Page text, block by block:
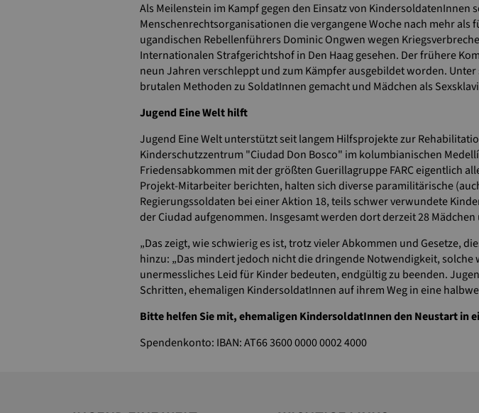
Als Meilenstein im Kampf gegen den Einsatz von
Menschenrechtsorganisationen die vergangene Woche nach mehr
ugandischen Rebellenführers Dominic Ongwen wegen
Internationalen Strafgerichtshof in Den Haag gesehen. Der frühere
neun Jahren verschleppt und zum Kämpfer ausgebildet worden.
brutalen Methoden zu SoldatInnen gemacht und Mädchen als
Jugend Eine Welt hilft
Jugend Eine Welt unterstützt seit langem Hilfsprojekte zur
Kinderschutzzentrum "Ciudad Don Bosco" im kolumbianischen
Friedensabkommen mit der größten Guerillagruppe FARC eigentlich
Projekt-Mitarbeiter berichten, halten sich diverse paramilitärische
Regierungssoldaten bei einer Aktion 18, teils schwer verwundete
der Ciudad aufgenommen. Insgesamt werden dort derzeit 28
„Das zeigt, wie schwierig es ist, trotz vieler Abkommen und Gesetze,
hinzu: „Das mindert jedoch nicht die dringende Notwendigkeit,
unermessliches Leid für Kinder bedeuten, endgültig zu beenden.
Schritten, ehemaligen KindersoldatInnen auf ihrem Weg in eine
Bitte helfen Sie mit, ehemaligen KindersoldatInnen den Neustart in
Spendenkonto: IBAN: AT66 3600 0000 0002 4000